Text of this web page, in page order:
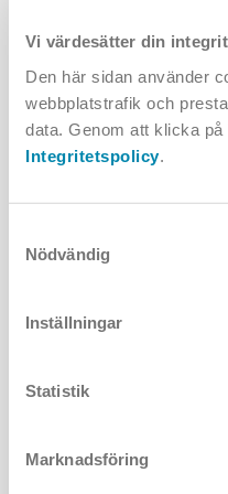
Vi värdesätter din
Den här sidan använder
webbplatstrafik och
data. Genom att klicka
Integritetspolicy.
Nödvändig
Inställningar
Statistik
Marknadsföring
människans mått och behov.
arkitekturteori är:
relevanta idag som för 2000
I relation till ljusdesign visar
fördel förekomma flera